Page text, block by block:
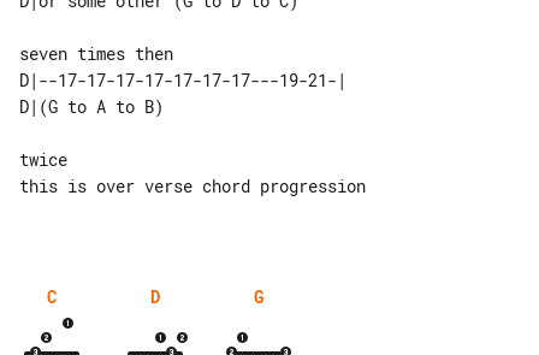
seven times then
D|--17-17-17-17-17-17-17---19-21-|
twice
this is over verse chord progression
C D G